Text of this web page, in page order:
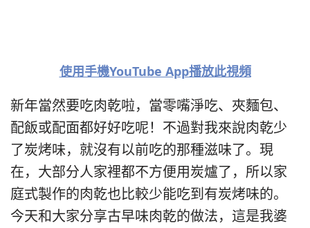
使用手機YouTube App播放此視頻
新年當然要吃肉乾啦，當零嘴淨吃、夾麵包、
配飯或配面都好好吃呢！不過對我來說肉乾少
了炭烤味，就沒有以前吃的那種滋味了。現
在，大部分人家裡都不方便用炭爐了，所以家
庭式製作的肉乾也比較少能吃到有炭烤味的。
今天和大家分享古早味肉乾的做法，這是我婆